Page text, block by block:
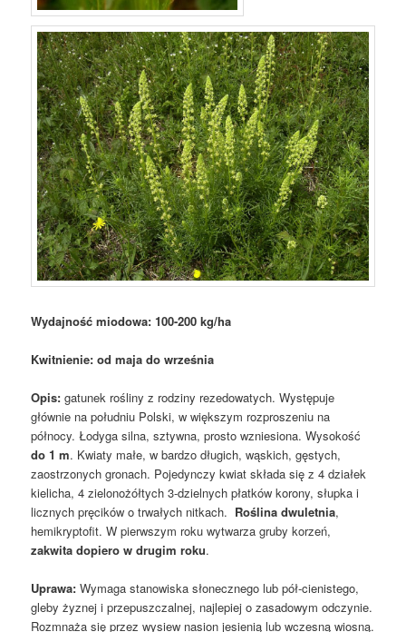
Wydajność miodowa: 100-200 kg/ha
Kwitnienie: od maja do września
Opis:gatunek rośliny z rodziny rezedowatych. Występuje
głównie na południu Polski, w większym rozproszeniu na
północy. Łodyga silna, sztywna, prosto wzniesiona. Wysokość
do 1 m. Kwiaty małe, w bardzo długich, wąskich, gęstych,
zaostrzonych gronach. Pojedynczy kwiat składa się z 4 działek
kielicha, 4 zielonożółtych 3-dzielnych płatków korony, słupka i
licznych pręcików o trwałych nitkach. Roślina dwuletnia,
hemikryptofit. W pierwszym roku wytwarza gruby korzeń,
zakwita dopiero w drugim roku.
Uprawa:Wymaga stanowiska słonecznego lub pół-cienistego,
gleby żyznej i przepuszczalnej, najlepiej o zasadowym odczynie.
Rozmnaża się przez wysiew nasion jesienią lub wczesną wiosną.